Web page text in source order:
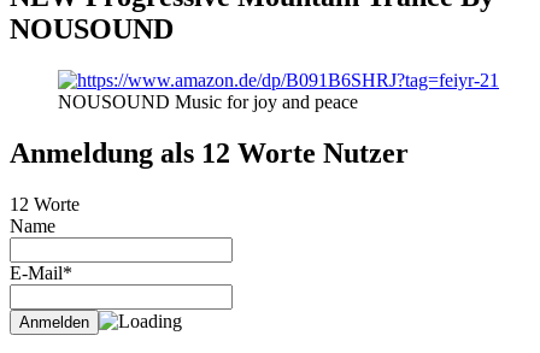
NOUSOUND
NOUSOUND Music for joy and peace
Anmeldung als 12 Worte Nutzer
12 Worte
Name
E-Mail*